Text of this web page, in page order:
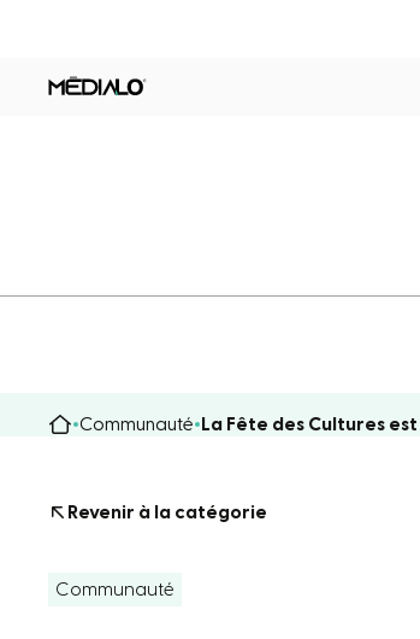
Communauté La Fête des Cultures
Revenir à la catégorie
Communauté